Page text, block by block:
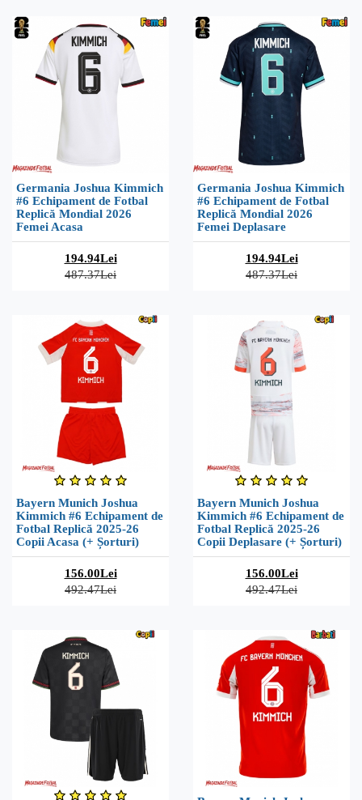
Germania Joshua Kimmich
#6 Echipament de Fotbal
Replică Mondial 2026
Femei Acasa
194.94Lei
487.37Lei
Germania Joshua Kimmich
#6 Echipament de Fotbal
Replică Mondial 2026
Femei Deplasare
194.94Lei
487.37Lei
Bayern Munich Joshua
Kimmich #6 Echipament de
Fotbal Replică 2025-26
Copii Acasa (+ Șorturi)
156.00Lei
492.47Lei
Bayern Munich Joshua
Kimmich #6 Echipament de
Fotbal Replică 2025-26
Copii Deplasare (+ Șorturi)
156.00Lei
492.47Lei